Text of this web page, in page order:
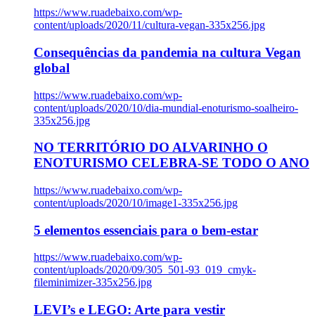
https://www.ruadebaixo.com/wp-
content/uploads/2020/11/cultura-vegan-335x256.jpg
Consequências da pandemia na cultura Vegan
global
https://www.ruadebaixo.com/wp-
content/uploads/2020/10/dia-mundial-enoturismo-soalheiro-
335x256.jpg
NO TERRITÓRIO DO ALVARINHO O
ENOTURISMO CELEBRA-SE TODO O ANO
https://www.ruadebaixo.com/wp-
content/uploads/2020/10/image1-335x256.jpg
5 elementos essenciais para o bem-estar
https://www.ruadebaixo.com/wp-
content/uploads/2020/09/305_501-93_019_cmyk-
fileminimizer-335x256.jpg
LEVI’s e LEGO: Arte para vestir